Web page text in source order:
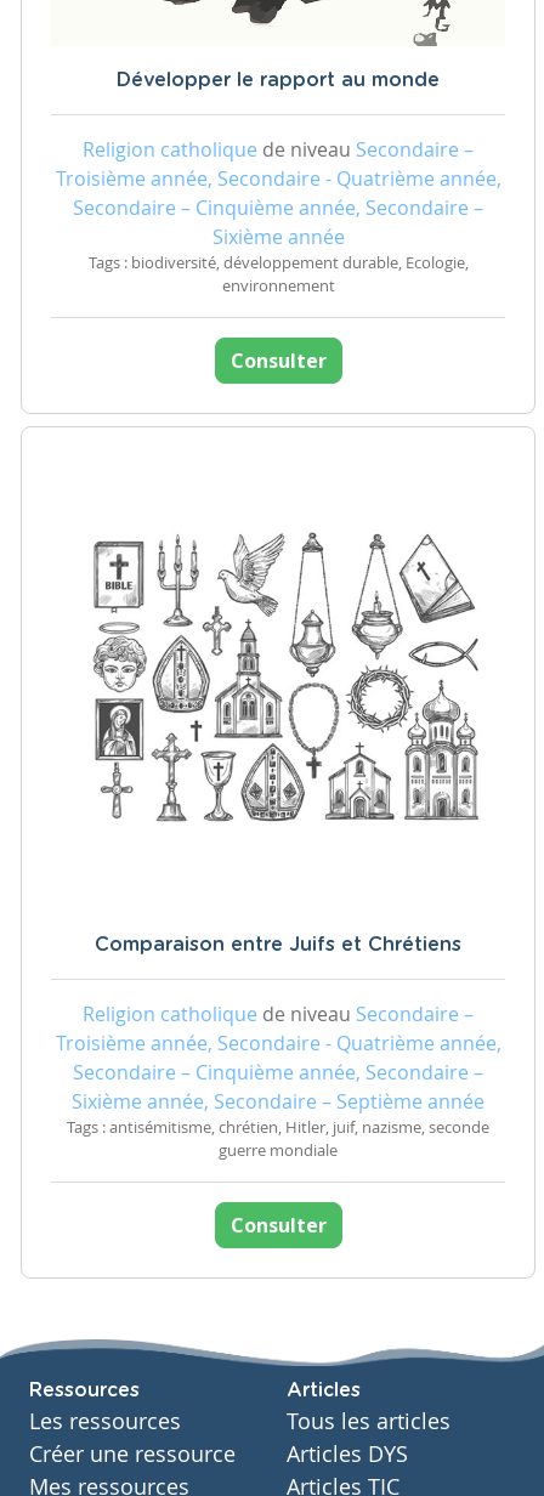
Développer le rapport au monde
Religion catholique de niveau Secondaire –
Troisième année, Secondaire - Quatrième année,
Secondaire – Cinquième année, Secondaire –
Sixième année
Tags : biodiversité, développement durable, Ecologie,
environnement
Consulter
Comparaison entre Juifs et Chrétiens
Religion catholique de niveau Secondaire –
Troisième année, Secondaire - Quatrième année,
Secondaire – Cinquième année, Secondaire –
Sixième année, Secondaire – Septième année
Tags : antisémitisme, chrétien, Hitler, juif, nazisme, seconde
guerre mondiale
Consulter
Ressources
Les ressources
Créer une ressource
Mes ressources
Articles
Tous les articles
Articles DYS
Articles TIC